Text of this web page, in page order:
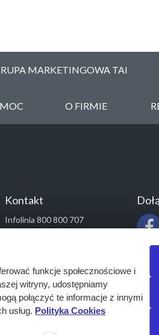
MARKETINGOWA TAI
O FIRMIE
Kontakt
Infolinia 800 800 707
kontakt@pressinfo.pl
funkcje społecznościowe i
witryny, udostępniamy
połączyć te informacje z innymi
usług. Polityka Cookies